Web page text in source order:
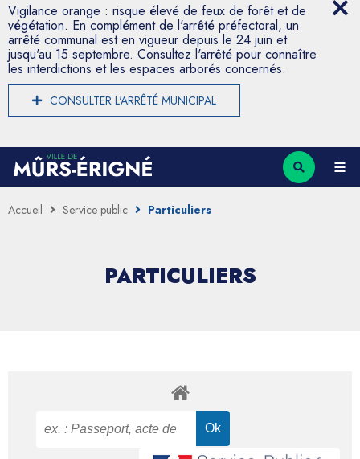
Vigilance orange : risque élevé de feux de forêt et de
végétation. En complément de l'arrêté préfectoral, un
arrêté communal est en vigueur depuis le 24 juin et
jusqu'au 15 septembre. Consultez l'arrêté pour connaître
les interdictions et les espaces arborés concernés.
CONSULTER L'ARRÊTÉ MUNICIPAL
Accueil Service public Particuliers
PARTICULIERS